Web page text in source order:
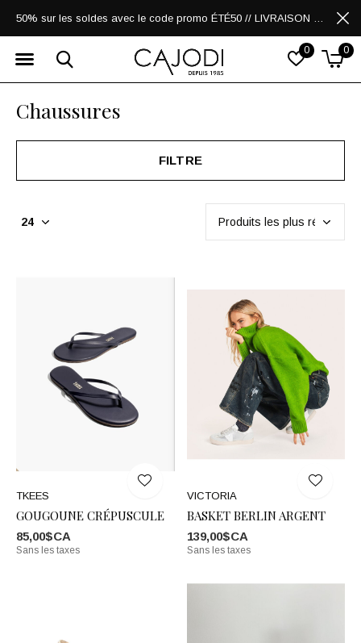
0 0
50% sur les soldes avec le code promo ÉTÉ50 // LIVRAISON GRATUITE POUR LES ACHATS DE 250$ ET PLUS
Chaussures
FILTRE
TKEES
GOUGOUNE CRÉPUSCULE
85,00$CA
Sans les taxes
VICTORIA
BASKET BERLIN ARGENT
139,00$CA
Sans les taxes